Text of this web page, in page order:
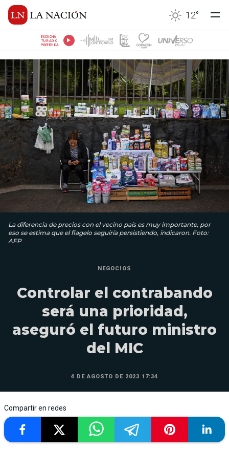
12°
ESCUCHÁ
TU RADIO
PREFERIDA
La diferencia de precios con el vecino país es muy importante, por
eso se estima que el flagelo seguiría persistiendo, indicaron. Foto:
AFP
NEGOCIOS
Controlar el contrabando
será una prioridad,
aseguró el futuro ministro
del MIC
4 DE AGOSTO DE 2023 17:34
Compartir en redes